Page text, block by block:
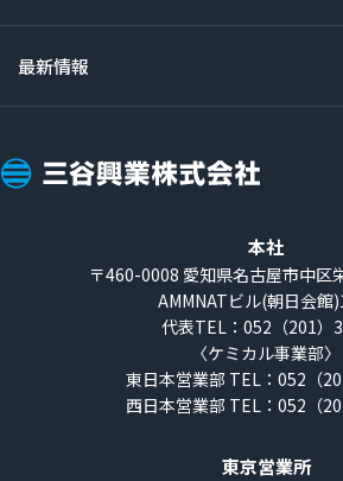
興
業
株
式
会
社
本社
〒460-0008 愛知県名古屋市中区
AMMNATビル(朝日会館
代表TEL：052（201）
〈ケミカル事業部〉
東日本営業部 TEL：052（
西日本営業部 TEL：052（
東京営業所
最新情報